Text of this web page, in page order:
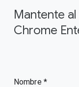
Mantente
Chrome
Nombre